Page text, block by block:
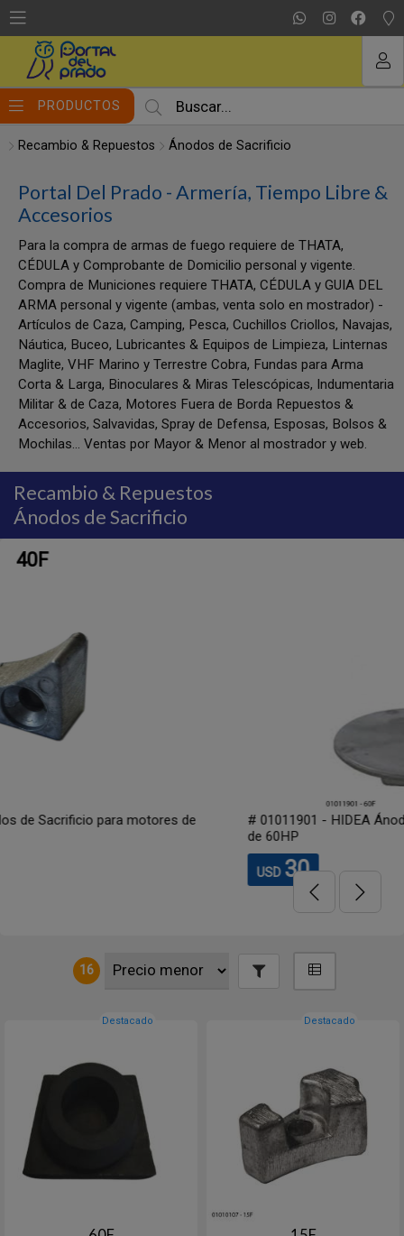
PRODUCTOS
Recambio & Repuestos Ánodos de Sacrificio
Portal Del Prado - Armería, Tiempo Libre &
Accesorios
Para la compra de armas de fuego requiere de THATA,
CÉDULA y Comprobante de Domicilio personal y vigente.
Compra de Municiones requiere THATA, CÉDULA y GUIA DEL
ARMA personal y vigente (ambas, venta solo en mostrador) -
Artículos de Caza, Camping, Pesca, Cuchillos Criollos, Navajas,
Náutica, Buceo, Lubricantes & Equipos de Limpieza, Linternas
Maglite, VHF Marino y Terrestre Cobra, Fundas para Arma
Corta & Larga, Binoculares & Miras Telescópicas, Indumentaria
Militar & de Caza, Motores Fuera de Borda Repuestos &
Accesorios, Salvavidas, Spray de Defensa, Esposas, Bolsos &
Mochilas... Ventas por Mayor & Menor al mostrador y web.
Recambio & Repuestos
Ánodos de Sacrificio
# 01011901 - HIDEA Ánodo de Sacrificio de quilla para
16
Destacado Destacado